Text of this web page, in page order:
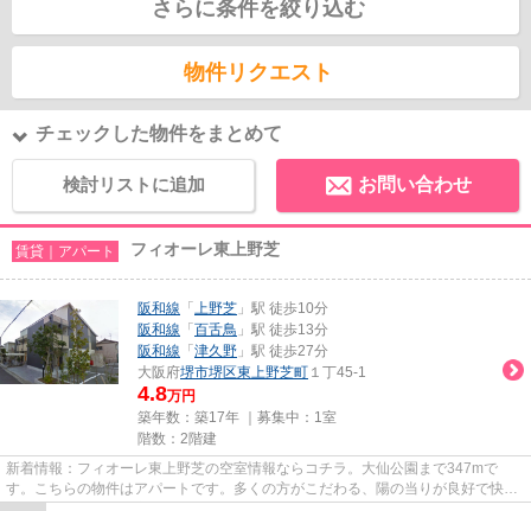
さらに条件を絞り込む
物件リクエスト
チェックした物件をまとめて
検討リストに追加 お問い合わせ
賃貸｜アパート フィオーレ東上野芝
阪和線 「 上野芝 」駅 徒歩10分
阪和線 「 百舌鳥 」駅 徒歩13分
阪和線 「 津久野 」駅 徒歩27分
大阪府堺市堺区東上野芝町 １丁45-1
4.8万円
築年数：築17年 ｜募集中： 1室
階数：2階建
新着情報：フィオーレ東上野芝の空室情報ならコチラ。大仙公園まで347mで
す。こちらの物件はアパートです。多くの方がこだわる、陽の当りが良好で快適